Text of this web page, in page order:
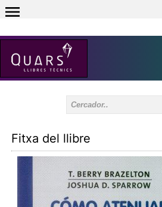
Inici sessió 0
Fitxa del llibre